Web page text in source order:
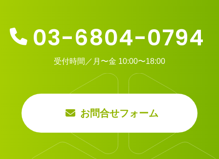
03-6804-0794
受付時間／月〜金 10:00〜18:00
お問合せフォーム